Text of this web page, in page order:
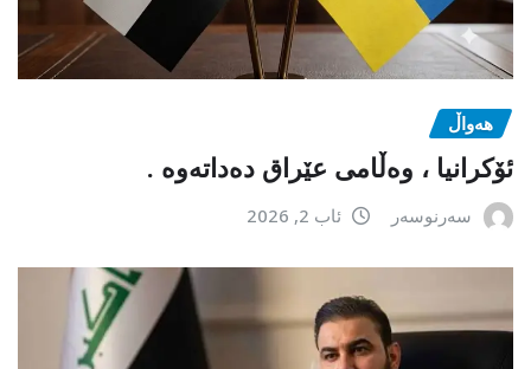
هەواڵ
ئۆکرانیا ، وەڵامی عێراق دەداتەوە .
سەرنوسەر ئاب 2, 2026